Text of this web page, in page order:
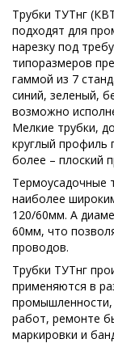
Трубки ТУТнг
подходят для
нарезку под
типоразмеров
гаммой из 7
синий, зеленый,
возможно
Мелкие трубки,
круглый профиль
более – плоский
Термоусадочные
наиболее
120/60мм. А
60мм, что
проводов.
Трубки ТУТнг
применяются в
работ, ремонте
маркировки и